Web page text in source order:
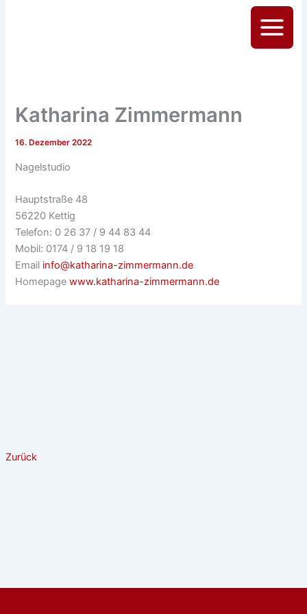
Main
Zurück
Katharina Zimmermann
16. Dezember 2022
Nagelstudio
Hauptstraße 48
56220 Kettig
Telefon: 0 26 37 / 9 44 83 44
Mobil: 0174 / 9 18 19 18
Email info@katharina-zimmermann.de
Homepagewww.katharina-zimmermann.de